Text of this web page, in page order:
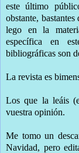
este último
obstante,
lego en la
específica en
bibliográficas son
La revista es
Los que la leáis
vuestra opinión.
Me tomo un
Navidad, pero